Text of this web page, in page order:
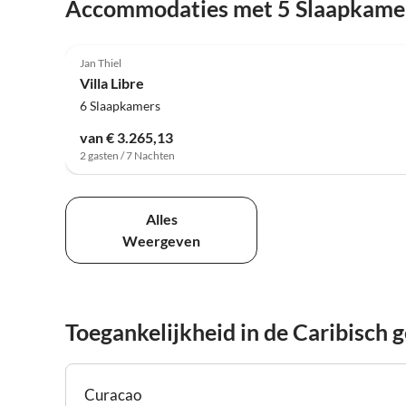
Accommodaties met 5
Jan Thiel
Villa Libre
6 Slaapkamers
van € 3.265,13
2 gasten / 7 Nachten
Alles
Weergeven
Toegankelijkheid in de Caribisch
Curacao